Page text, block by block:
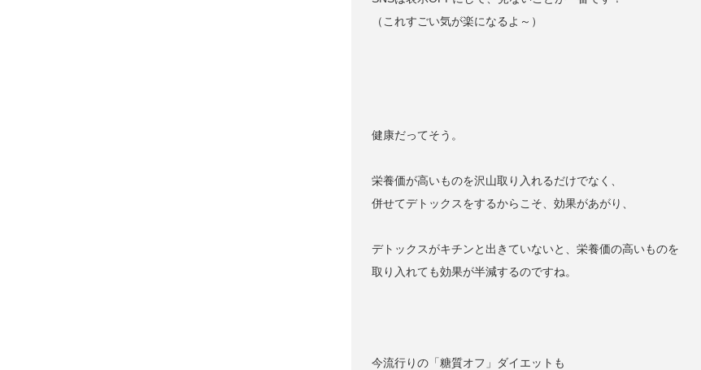
（これすごい気が楽になるよ～）
健康だってそう。
栄養価が高いものを沢山取り入れるだけでなく、
併せてデトックスをするからこそ、効果があがり、
デトックスがキチンと出きていないと、栄養価の高いものを
取り入れても効果が半減するのですね。
今流行りの「糖質オフ」ダイエットも